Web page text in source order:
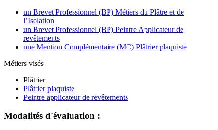
un Brevet Professionnel (BP) Métiers du Plâtre et de
l’Isolation
un Brevet Professionnel (BP) Peintre Applicateur de
revêtements
une Mention Complémentaire (MC) Plâtrier plaquiste
Métiers visés
Plâtrier
Plâtrier plaquiste
Peintre applicateur de revêtements
Modalités d'évaluation :